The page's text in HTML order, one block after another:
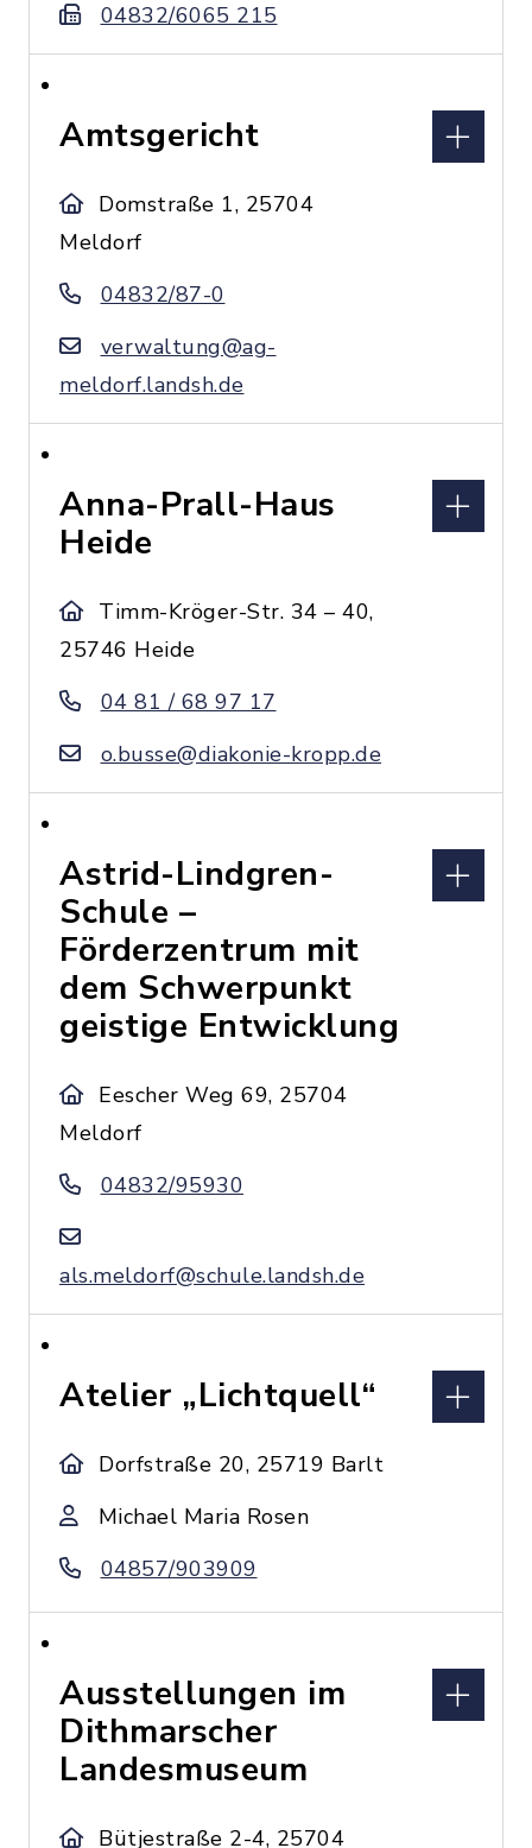
04832/6065 215
Amtsgericht
Domstraße 1, 25704
Meldorf
04832/87-0
verwaltung@ag-
meldorf.landsh.de
Anna-Prall-Haus
Heide
Timm-Kröger-Str. 34 – 40,
25746 Heide
04 81 / 68 97 17
o.busse@diakonie-kropp.de
Astrid-Lindgren-
Schule –
Förderzentrum mit
dem Schwerpunkt
geistige Entwicklung
Eescher Weg 69, 25704
Meldorf
04832/95930
als.meldorf@schule.landsh.de
Atelier „Lichtquell“
Dorfstraße 20, 25719 Barlt
Michael Maria Rosen
04857/903909
Ausstellungen im
Dithmarscher
Landesmuseum
Bütjestraße 2-4, 25704